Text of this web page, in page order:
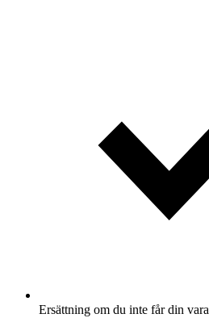
Ersättning om du inte får din vara